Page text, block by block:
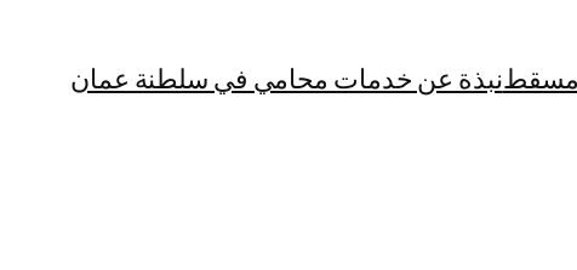
مسقطنبذة عن خدمات محامي في سلطنة عمان